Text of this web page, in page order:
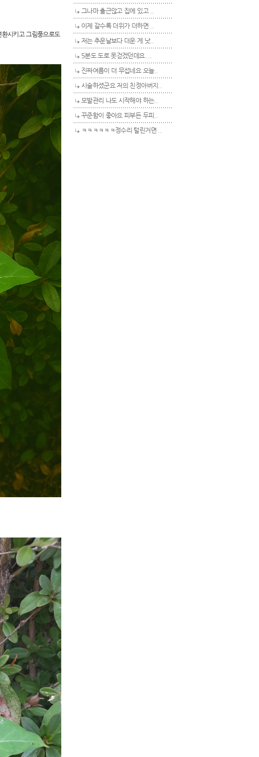
시키고 그림풍으로도
그나마 출근않고 집에 있고 ..
이제 갈수록 더위가 더하면 ..
저는 추운날보다 더운 게 낫..
5분도 도로 못걷겠던데요. ..
진짜여름이 더 무섭네요 오늘..
시술하셨군요 저의 친정아버지..
모발관리 나도 시작해야 하는..
꾸준함이 좋아요 피부든 두피..
ㅋㅋㅋㅋㅋㅋ정수리 털린거면 ..